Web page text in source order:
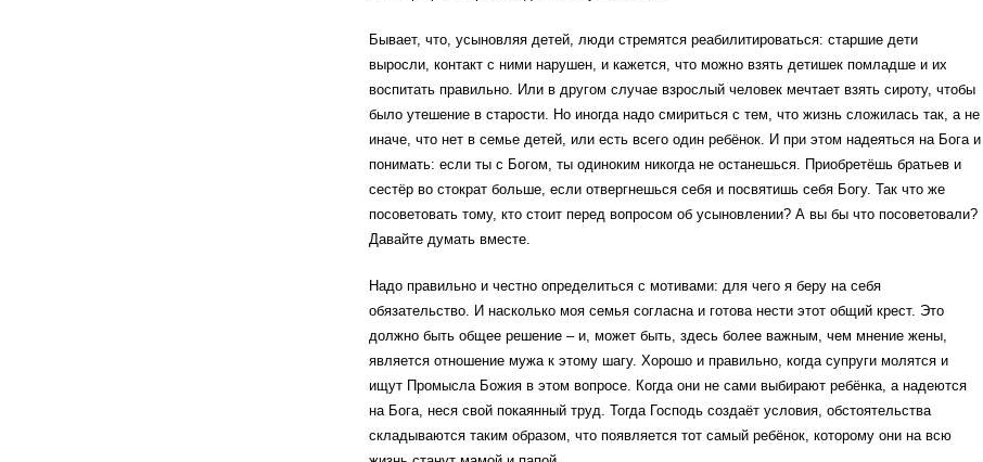
Бывает, что, усыновляя детей, люди стремятся реабилитироваться: старшие дети
выросли, контакт с ними нарушен, и кажется, что можно взять детишек помладше и их
воспитать правильно. Или в другом случае взрослый человек мечтает взять сироту, чтобы
было утешение в старости. Но иногда надо смириться с тем, что жизнь сложилась так, а не
иначе, что нет в семье детей, или есть всего один ребёнок. И при этом надеяться на Бога и
понимать: если ты с Богом, ты одиноким никогда не останешься. Приобретёшь братьев и
сестёр во стократ больше, если отвергнешься себя и посвятишь себя Богу. Так что же
посоветовать тому, кто стоит перед вопросом об усыновлении? А вы бы что посоветовали?
Давайте думать вместе.
Надо правильно и честно определиться с мотивами: для чего я беру на себя
обязательство. И насколько моя семья согласна и готова нести этот общий крест. Это
должно быть общее решение – и, может быть, здесь более важным, чем мнение жены,
является отношение мужа к этому шагу. Хорошо и правильно, когда супруги молятся и
ищут Промысла Божия в этом вопросе. Когда они не сами выбирают ребёнка, а надеются
на Бога, неся свой покаянный труд. Тогда Господь создаёт условия, обстоятельства
складываются таким образом, что появляется тот самый ребёнок, которому они на всю